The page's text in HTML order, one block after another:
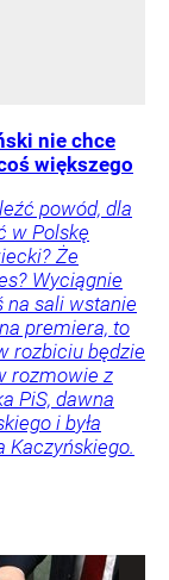
nie chce
większego
powód, dla
w Polskę
Że
Wyciągnie
na sali wstanie
premiera, to
rozbiciu będzie
rozmowie z
PiS, dawna
i była
Kaczyńskiego.